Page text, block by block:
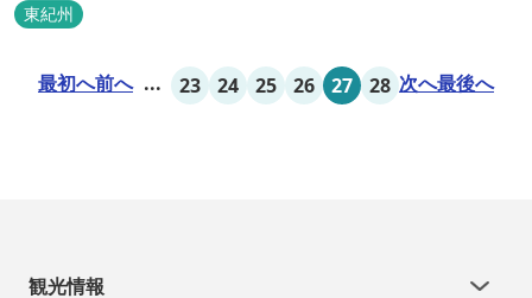
東紀州
最初へ前へ ... 23 24 25 26 27 28 次へ最後へ
観光情報